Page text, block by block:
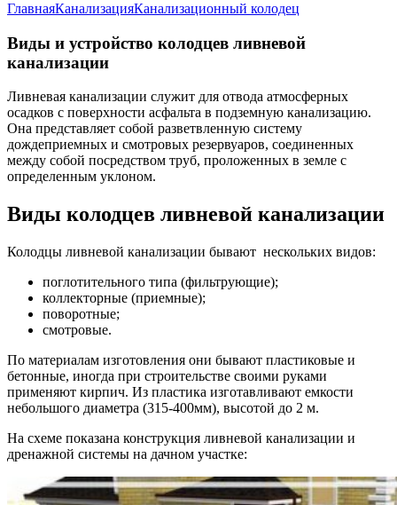
ГлавнаяКанализацияКанализационный колодец
Виды и устройство колодцев ливневой
канализации
Ливневая канализации служит для отвода атмосферных
осадков с поверхности асфальта в подземную канализацию.
Она представляет собой разветвленную систему
дождеприемных и смотровых резервуаров, соединенных
между собой посредством труб, проложенных в земле с
определенным уклоном.
Виды колодцев ливневой канализации
Колодцы ливневой канализации бывают нескольких видов:
поглотительного типа (фильтрующие);
коллекторные (приемные);
поворотные;
смотровые.
По материалам изготовления они бывают пластиковые и
бетонные, иногда при строительстве своими руками
применяют кирпич. Из пластика изготавливают емкости
небольшого диаметра (315-400мм), высотой до 2 м.
На схеме показана конструкция ливневой канализации и
дренажной системы на дачном участке: